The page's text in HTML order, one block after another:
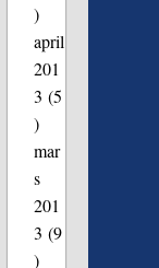
)
april
201
3 (5
)
mar
s
201
3 (9
)